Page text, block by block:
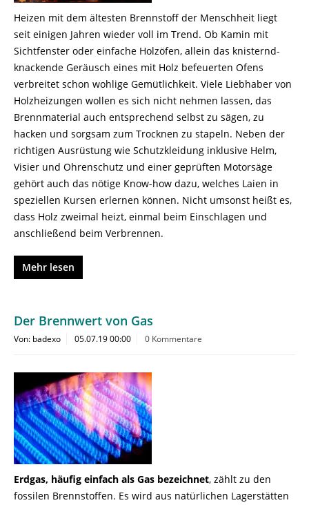
Heizen mit dem ältesten Brennstoff der Menschheit liegt
seit einigen Jahren wieder voll im Trend. Ob Kamin mit
Sichtfenster oder einfache Holzöfen, allein das knisternd-
knackende Geräusch eines mit Holz befeuerten Ofens
verbreitet schon wohlige Gemütlichkeit. Viele Liebhaber von
Holzheizungen wollen es sich nicht nehmen lassen, das
Brennmaterial auch entsprechend selbst zu sägen, zu
hacken und sorgsam zum Trocknen zu stapeln. Neben der
richtigen Ausrüstung wie Schutzkleidung inklusive Helm,
Visier und Ohrenschutz und einer geprüften Motorsäge
gehört auch das nötige Know-how dazu, welches Laien in
speziellen Kursen erlernen können. Nicht umsonst heißt es,
dass Holz zweimal heizt, einmal beim Einschlagen und
anschließend beim Verbrennen.
Mehr lesen
Der Brennwert von Gas
Von: badexo 05.07.19 00:00 0 Kommentare
Erdgas, häufig einfach als Gas bezeichnet, zählt zu den
fossilen Brennstoffen. Es wird aus natürlichen Lagerstätten